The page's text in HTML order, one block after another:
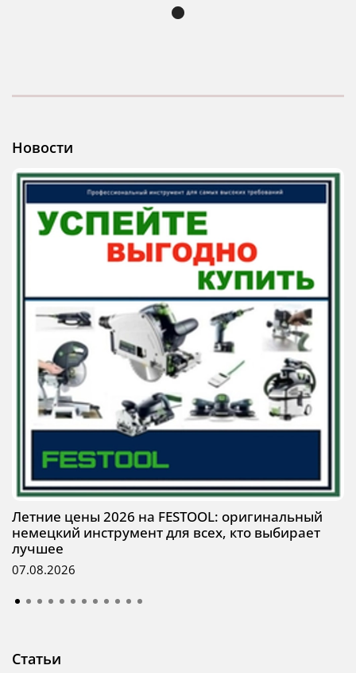
Новости
Летние цены 2026 на FESTOOL: оригинальный
немецкий инструмент для всех, кто выбирает
лучшее
07.08.2026
Статьи